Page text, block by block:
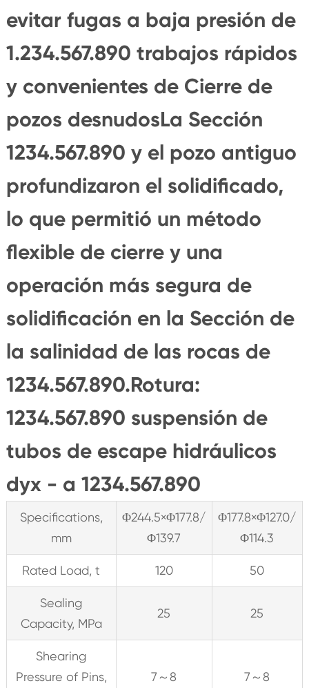
evitar fugas a baja presión de
1.234.567.890 trabajos rápidos
y convenientes de Cierre de
pozos desnudosLa Sección
1234.567.890 y el pozo antiguo
profundizaron el solidificado,
lo que permitió un método
flexible de cierre y una
operación más segura de
solidificación en la Sección de
la salinidad de las rocas de
1234.567.890.Rotura:
1234.567.890 suspensión de
tubos de escape hidráulicos
dyx - a 1234.567.890
Specifications,
mm
Φ244.5×Φ177.8/
Φ139.7
Φ177.8×Φ127.0/
Φ114.3
Rated Load, t 120 50
Sealing
Capacity, MPa
25 25
Shearing
Pressure of Pins,
7～8 7～8